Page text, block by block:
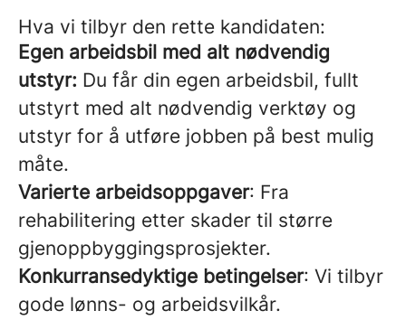
Hva vi tilbyr den rette kandidaten:
Egen arbeidsbil med alt nødvendig
utstyr: Du får din egen arbeidsbil, fullt
utstyrt med alt nødvendig verktøy og
utstyr for å utføre jobben på best mulig
måte.
Varierte arbeidsoppgaver: Fra
rehabilitering etter skader til større
gjenoppbyggingsprosjekter.
Konkurransedyktige betingelser: Vi tilbyr
gode lønns- og arbeidsvilkår.